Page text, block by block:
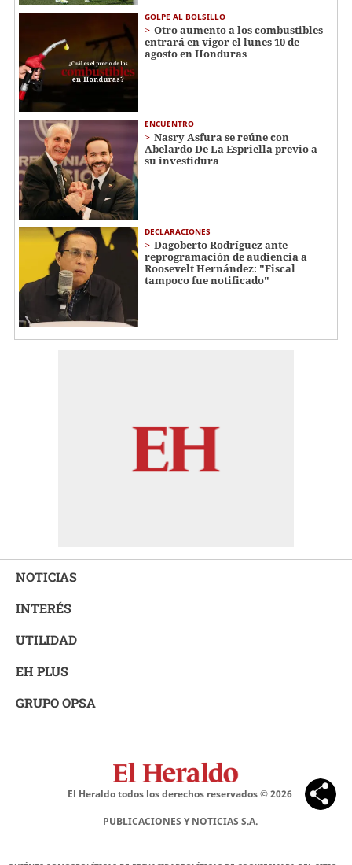
GOLPE AL BOLSILLO
Otro aumento a los combustibles
entrará en vigor el lunes 10 de
agosto en Honduras
ENCUENTRO
Nasry Asfura se reúne con
Abelardo De La Espriella previo a
su investidura
DECLARACIONES
Dagoberto Rodríguez ante
reprogramación de audiencia a
Roosevelt Hernández: "Fiscal
tampoco fue notificado"
NOTICIAS
INTERÉS
UTILIDAD
EH PLUS
GRUPO OPSA
El Heraldo todos los derechos reservados ©2026
PUBLICACIONES Y NOTICIAS S.A.